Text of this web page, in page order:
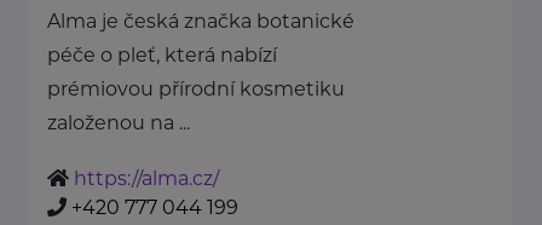
Alma je česká značka botanické
péče o pleť, která nabízí
prémiovou přírodní kosmetiku
založenou na ...
https://alma.cz/
+420 777 044 199